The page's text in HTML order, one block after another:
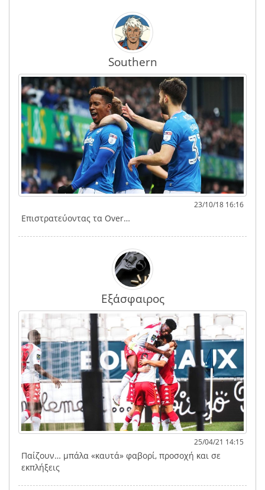
Southern
23/10/18 16:16
Επιστρατεύοντας τα Over…
Εξάσφαιρος
25/04/21 14:15
Παίζουν… μπάλα «καυτά» φαβορί, προσοχή και σε
εκπλήξεις